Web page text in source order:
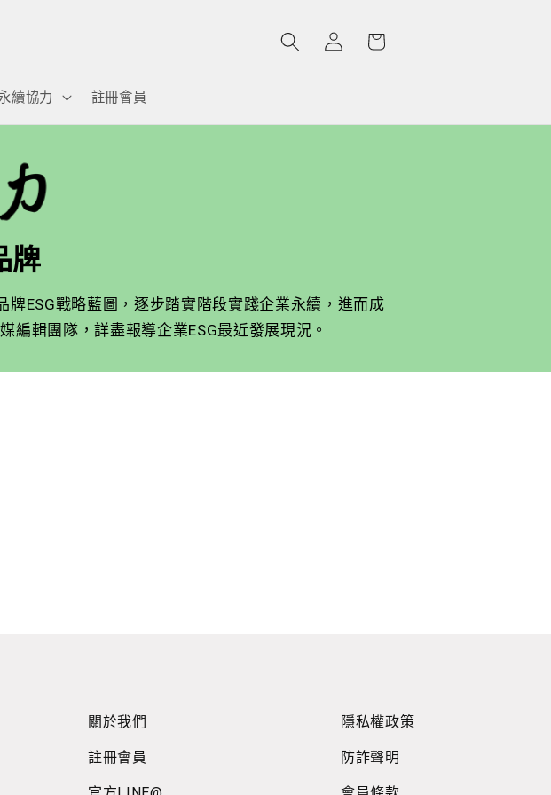
續協力 註冊會員
登
入
物
牌
ESG戰略藍圖，逐步踏實階段實踐企業永續，進而成
編輯團隊，詳盡報導企業ESG最近發展現況。
關於我們
註冊會員
隱私權政策
防詐聲明